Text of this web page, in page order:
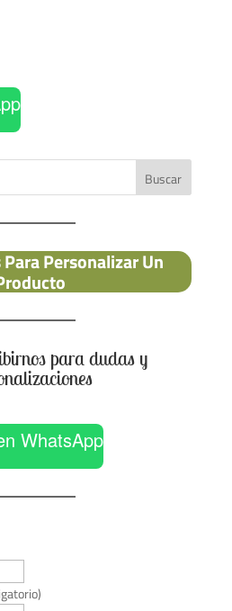
Buscar
Personalizar Un
para dudas y
WhatsApp